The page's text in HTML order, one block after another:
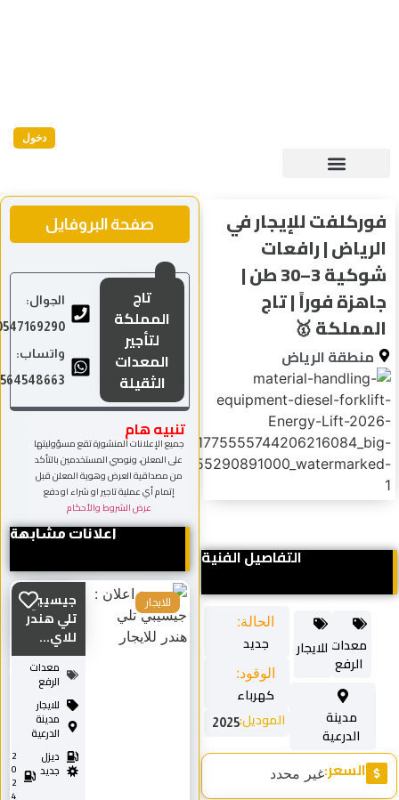
دخول
للإيجار في
| رافعات
شوكية 3–30 طن |
فوراً | تاج
🥇
منطقة الرياض
التفاصيل الفنية
الحالة:
جديد
الوقود:
كهرباء
الموديل:2025
مدينة
الدرعية
معدات
الرفع
للايجار
السعر:غير محدد
صفحة البروفايل
المملكة
لتأجير
المعدات
الثقيلة
الجوال:
0547169290
واتساب:
0564548663
تنبيه هام
جميع الإعلانات المنشورة تقع مسؤوليتها
على المعلن، ونوصي المستخدمين بالتأكد
من مصداقية العرض وهوية المعلن قبل
إتمام أي عملية تاجير او شراء او دفع
عرض الشروط والأحكام
اعلانات مشابهة
جيسيبي
تلي هندر
للاي...
معدات
الرفع
للايجار
مدينة
الدرعية
ديزل
جديد
0
2
للايجار